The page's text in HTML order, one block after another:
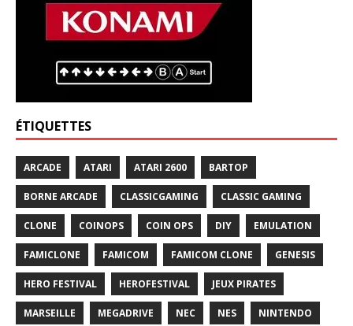
ÉTIQUETTES
ARCADE ATARI ATARI 2600 BARTOP
BORNE ARCADE CLASSICGAMING CLASSIC GAMING
CLONE COINOPS COIN OPS DIY EMULATION
FAMICLONE FAMICOM FAMICOM CLONE GENESIS
HERO FESTIVAL HEROFESTIVAL JEUX PIRATES
MARSEILLE MEGADRIVE NEC NES NINTENDO